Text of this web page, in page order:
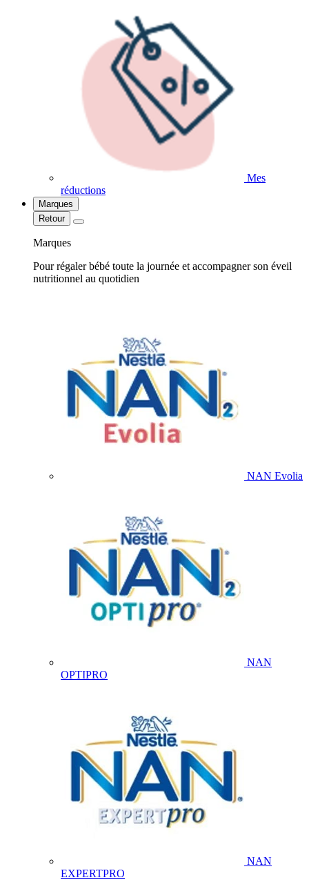
Mes
réductions
Marques
Retour
Marques
Pour régaler bébé toute la journée et accompagner son éveil
nutritionnel au quotidien
NAN Evolia
NAN
OPTIPRO
NAN
EXPERTPRO